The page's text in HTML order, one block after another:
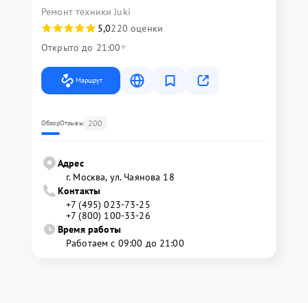
Ремонт техники Juki
5,0220 оценки
Открыто до 21:00
Маршрут
ОбзорОтзывы 200
Адрес
г. Москва, ул. Чаянова 18
Контакты
+7 (495) 023-73-25
+7 (800) 100-33-26
Время работы
Работаем с 09:00 до 21:00